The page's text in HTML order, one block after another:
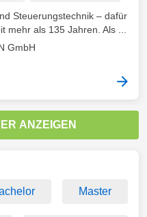
Steuerungstechnik – dafür
mehr als 135 Jahren. Als ...
GmbH
ANZEIGEN
Master